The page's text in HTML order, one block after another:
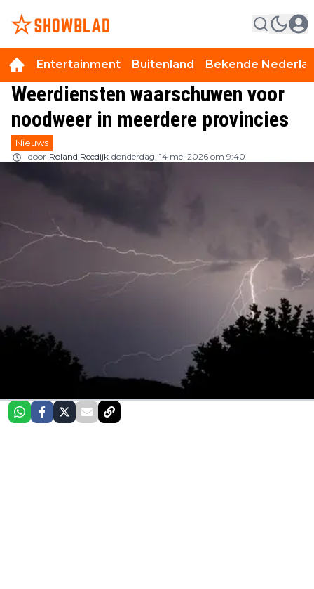
Entertainment Buitenland Bekende
Weerdiensten waarschuwen voor
noodweer in meerdere provincies
Nieuws
door Roland Reedijk donderdag, 14 mei 2026 om 9:40